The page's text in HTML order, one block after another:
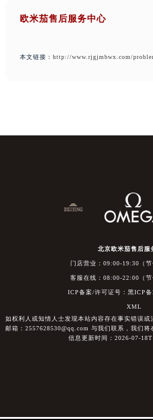
欧米茄售后服务中心
本文链接： http://www.rjgjmbwx.com/
北京欧米茄售后服
门店营业：09:00-19:30（节
客服在线：08:00-22:00（节
ICP备案/许可证号：黑ICP
XML
如权利人或知情人士发现本站内容存在事实错误
邮箱：2557628530@qq.com 与我们联系，我们
信息更新时间：2026-07-